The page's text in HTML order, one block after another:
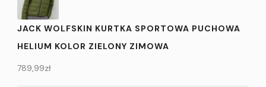
JACK WOLFSKIN KURTKA SPORTOWA PUCHOWA
HELIUM KOLOR ZIELONY ZIMOWA
789,99zł